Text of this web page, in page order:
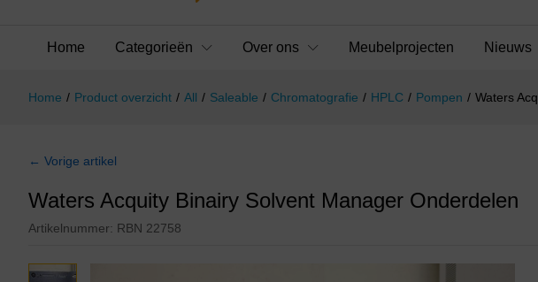
Home Categorieën Over ons Meubelprojecten Nieuws
Home / Product overzicht / All / Saleable / Chromatografie / HPLC / Pompen / Waters
← Vorige artikel
Waters Acquity Binairy Solvent Manager Onderdelen
Artikelnummer: RBN 22758